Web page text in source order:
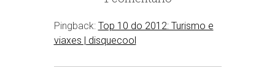
Pingback: Top 10 do 2012: Turismo e
viaxes | disquecool